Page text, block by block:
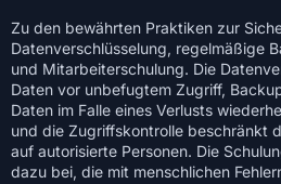
Zu den bewährten Praktiken zur
Datenverschlüsselung, regelmäßige
und Mitarbeiterschulung. Die
Daten vor unbefugtem Zugriff,
Daten im Falle eines Verlusts
und die Zugriffskontrolle beschränkt
auf autorisierte Personen. Die
dazu bei, die mit menschlichen